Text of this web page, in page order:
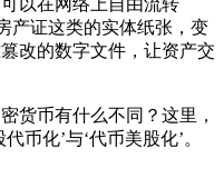
产证这类的实体纸张，变
改的数字文件，让资产交
货币有什么不同？这里，
币化’与‘代币美股化’。